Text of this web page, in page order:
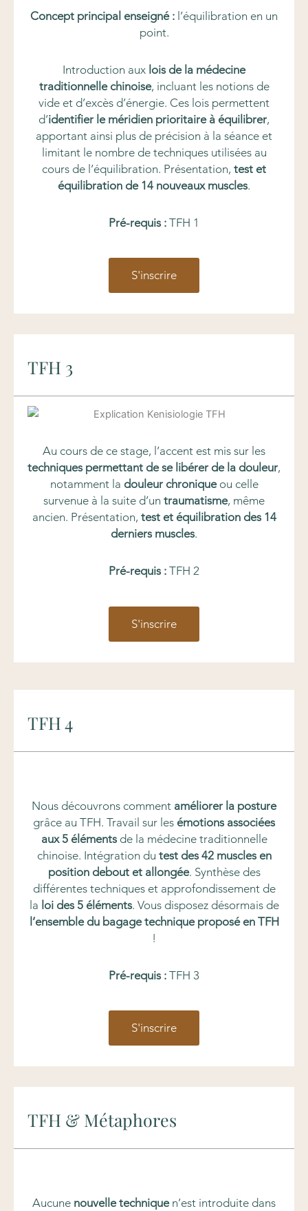
Concept principal enseigné : l’équilibration en un
point.
Introduction aux lois de la médecine
traditionnelle chinoise, incluant les notions de
vide et d’excès d’énergie. Ces lois permettent
d’identifier le méridien prioritaire à équilibrer,
apportant ainsi plus de précision à la séance et
limitant le nombre de techniques utilisées au
cours de l’équilibration. Présentation, test et
équilibration de 14 nouveaux muscles.
Pré-requis : TFH 1
S'inscrire
TFH 3
Au cours de ce stage, l’accent est mis sur les
techniques permettant de se libérer de la douleur,
notamment la douleur chroniqueou celle
survenue à la suite d’un traumatisme, même
ancien. Présentation, test et équilibration des 14
derniers muscles.
Pré-requis : TFH 2
S'inscrire
TFH 4
Nous découvrons comment améliorer la posture
grâce au TFH. Travail sur les émotions associées
aux 5 élémentsde la médecine traditionnelle
chinoise. Intégration du test des 42 muscles en
position debout et allongée. Synthèse des
différentes techniques et approfondissement de
la loi des 5 éléments. Vous disposez désormais de
l’ensemble du bagage technique proposé en TFH
!
Pré-requis : TFH 3
S'inscrire
TFH & Métaphores
Aucune nouvelle techniquen’est introduite dans